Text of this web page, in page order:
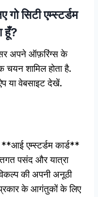
सिटी एम्स्टर्डम
हूँ?
अपने ऑफ़रिंग्स के
शामिल होता है.
या वेबसाइट देखें.
एम्स्टर्डम कार्ड**
पसंद और यात्रा
की अपनी अनूठी
प्रकार के आगंतुकों के लिए